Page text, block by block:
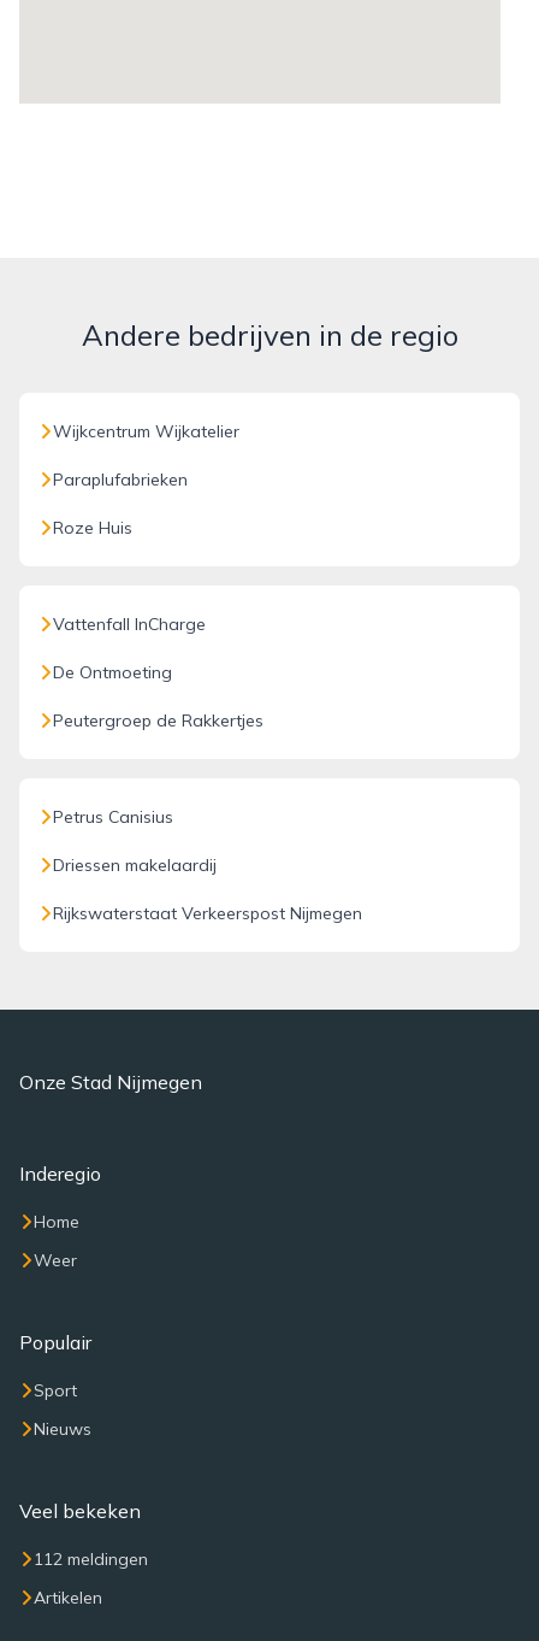
Andere bedrijven in de regio
Wijkcentrum Wijkatelier
Paraplufabrieken
Roze Huis
Vattenfall InCharge
De Ontmoeting
Peutergroep de Rakkertjes
Petrus Canisius
Driessen makelaardij
Rijkswaterstaat Verkeerspost Nijmegen
Onze Stad Nijmegen
Inderegio
Home
Weer
Populair
Sport
Nieuws
Veel bekeken
112 meldingen
Artikelen